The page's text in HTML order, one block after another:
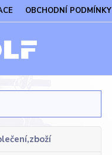
OBCHODNÍ PODMÍNKY